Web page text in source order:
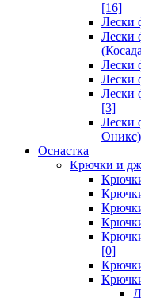
[16]
Лески
Лески
Лески
Лески
Лески
[3]
Лески
Оникс)
Оснастка
Крючки и
[0]